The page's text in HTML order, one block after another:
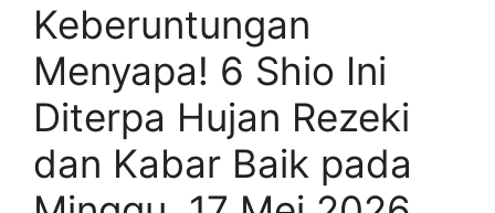
Keberuntungan
Menyapa! 6 Shio Ini
Diterpa Hujan Rezeki
dan Kabar Baik pada